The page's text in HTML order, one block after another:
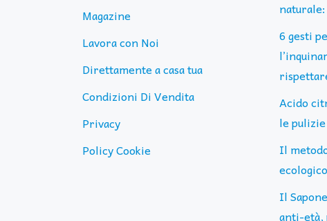
Magazine
Lavora con Noi
Direttamente a casa tua
Condizioni Di Vendita
Privacy
Policy Cookie
6 gesti
Acido
le
Il
Il
anti-età,